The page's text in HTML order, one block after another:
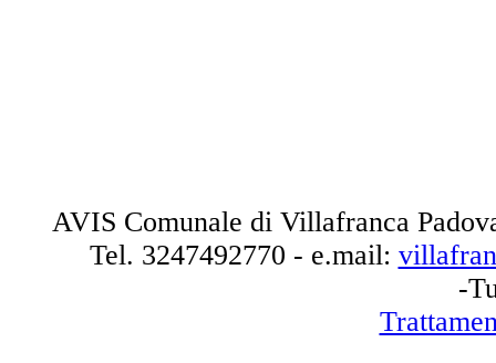
AVIS Comunale di Villafranca
Tel. 3247492770 - e.mail:
-